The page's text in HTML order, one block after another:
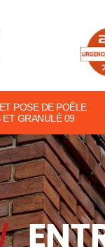
POSE DE POÊLE
ET GRANULÉ 09